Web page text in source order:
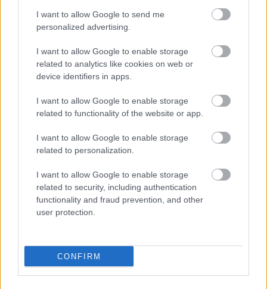
I want to allow Google to send me
personalized advertising.
I want to allow Google to enable storage
related to analytics like cookies on web or
device identifiers in apps.
I want to allow Google to enable storage
related to functionality of the website or app.
I want to allow Google to enable storage
related to personalization.
I want to allow Google to enable storage
related to security, including authentication
functionality and fraud prevention, and other
user protection.
CONFIRM
Chris Evans elmondta véleményét a Hayley Atwell-
| 2022.06.22 08:30
A Doctor Strange az őrület multiverzumában filmben Hayley
Atwell alakította Carter Kapitányt, az eredeti Amerika
A Doctor Strange az őrület multiverzumában bakijai